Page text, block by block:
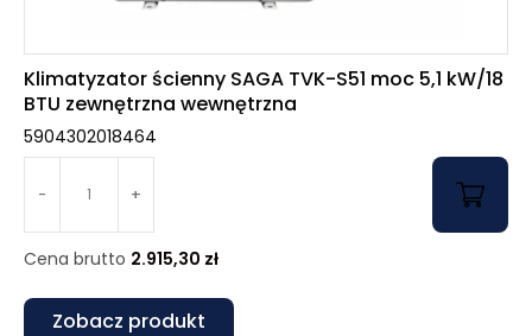
Klimatyzator ścienny SAGA TVK-S51 moc 5,1 kW/18
BTU zewnętrzna wewnętrzna
5904302018464
- +
Cena brutto 2.915,30 zł
Zobacz produkt